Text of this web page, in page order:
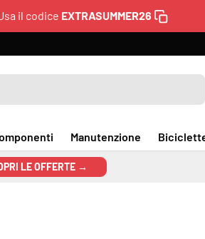
il codice EXTRASUMMER26
Manutenzione
LE OFFERTE →